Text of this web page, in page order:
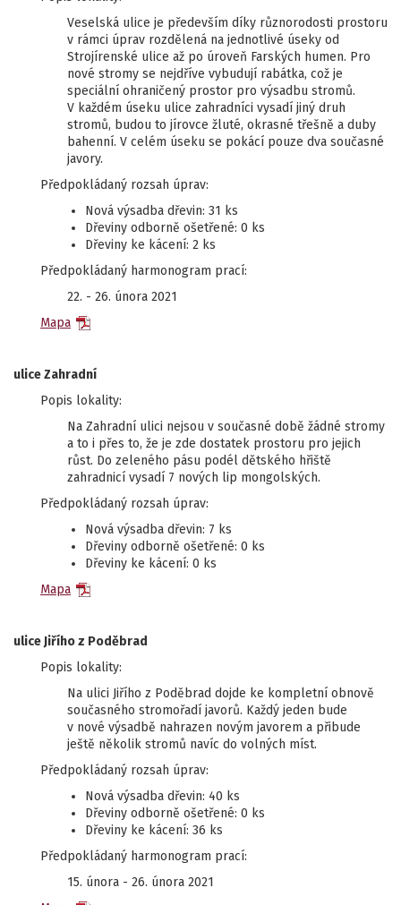
Veselská ulice je především díky různorodosti prostoru
v rámci úprav rozdělená na jednotlivé úseky od
Strojírenské ulice až po úroveň Farských humen. Pro
nové stromy se nejdříve vybudují rabátka, což je
speciální ohraničený prostor pro výsadbu stromů.
V každém úseku ulice zahradníci vysadí jiný druh
stromů, budou to jírovce žluté, okrasné třešně a duby
bahenní. V celém úseku se pokácí pouze dva současné
javory.
Předpokládaný rozsah úprav:
Nová výsadba dřevin: 31 ks
Dřeviny odborně ošetřené: 0 ks
Dřeviny ke kácení: 2 ks
Předpokládaný harmonogram prací:
22. - 26. února 2021
Mapa
ulice Zahradní
Popis lokality:
Na Zahradní ulici nejsou v současné době žádné stromy
a to i přes to, že je zde dostatek prostoru pro jejich
růst. Do zeleného pásu podél dětského hřiště
zahradnicí vysadí 7 nových lip mongolských.
Předpokládaný rozsah úprav:
Nová výsadba dřevin: 7 ks
Dřeviny odborně ošetřené: 0 ks
Dřeviny ke kácení: 0 ks
Mapa
ulice Jiřího z Poděbrad
Popis lokality:
Na ulici Jiřího z Poděbrad dojde ke kompletní obnově
současného stromořadí javorů. Každý jeden bude
v nové výsadbě nahrazen novým javorem a přibude
ještě několik stromů navíc do volných míst.
Předpokládaný rozsah úprav:
Nová výsadba dřevin: 40 ks
Dřeviny odborně ošetřené: 0 ks
Dřeviny ke kácení: 36 ks
Předpokládaný harmonogram prací:
15. února - 26. února 2021